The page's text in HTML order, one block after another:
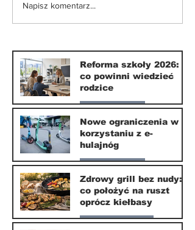
Nowe ograniczenia w
Napisz komentarz...
Reforma szkoły 2026:
co powinni wiedzieć
rodzice
Nasze miasto
10 lip
Nowe ograniczenia w
korzystaniu z e-
hulajnóg
Nasze miasto
3 lip
Zdrowy grill bez nudy:
co położyć na ruszt
oprócz kiełbasy
Zdrowie i uroda